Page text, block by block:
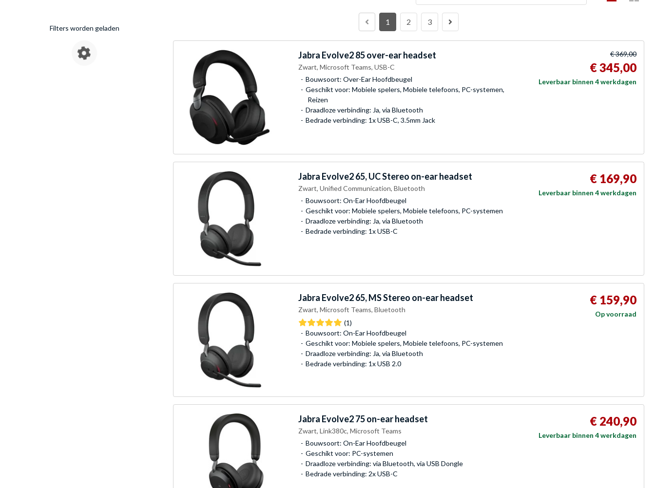
Filters worden geladen
1 2 3
Jabra Evolve2 85 over-ear headset
Zwart, Microsoft Teams, USB-C
Bouwsoort: Over-Ear Hoofdbeugel
Geschikt voor: Mobiele spelers, Mobiele telefoons, PC-systemen,
Reizen
Draadloze verbinding: Ja, via Bluetooth
Bedrade verbinding: 1x USB-C, 3.5mm Jack
€ 369,00
€ 345,00
Leverbaar binnen 4 werkdagen
Jabra Evolve2 65, UC Stereo on-ear headset
Zwart, Unified Communication, Bluetooth
Bouwsoort: On-Ear Hoofdbeugel
Geschikt voor: Mobiele spelers, Mobiele telefoons, PC-systemen
Draadloze verbinding: Ja, via Bluetooth
Bedrade verbinding: 1x USB-C
€ 169,90
Leverbaar binnen 4 werkdagen
Jabra Evolve2 65, MS Stereo on-ear headset
Zwart, Microsoft Teams, Bluetooth
(1)
Bouwsoort: On-Ear Hoofdbeugel
Geschikt voor: Mobiele spelers, Mobiele telefoons, PC-systemen
Draadloze verbinding: Ja, via Bluetooth
Bedrade verbinding: 1x USB 2.0
€ 159,90
Op voorraad
Jabra Evolve2 75 on-ear headset
Zwart, Link380c, Microsoft Teams
Bouwsoort: On-Ear Hoofdbeugel
Geschikt voor: PC-systemen
Draadloze verbinding: via Bluetooth, via USB Dongle
Bedrade verbinding: 2x USB-C
€ 240,90
Leverbaar binnen 4 werkdagen